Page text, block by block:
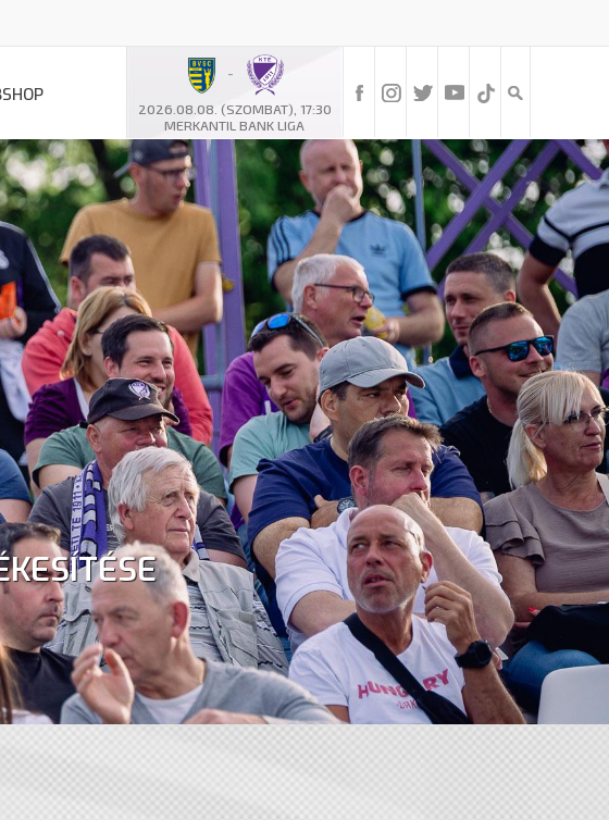
-
2026.08.08. (SZOMBAT), 17:30
MERKANTIL BANK LIGA